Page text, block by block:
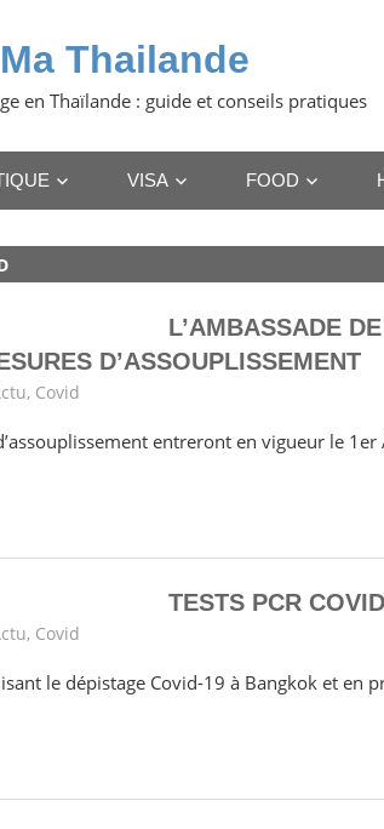
Ma Thailande
en Thaïlande : guide et conseils pratiques
VISA FOOD
L’AMBASSADE
D’ASSOUPLISSEMENT
Thailande
, Covid
entreront en vigueur le
TESTS PCR
Thailande
, Covid
le dépistage Covid-19 à Bangkok et en